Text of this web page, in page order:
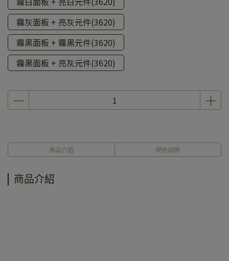
霧灰面板 + 亮灰元件(3620)
霧黑面板 + 霧黑元件(3620)
霧黑面板 + 亮灰元件(3620)
商品介紹 規格說明
商品介紹